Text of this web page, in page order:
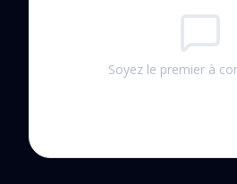
Soyez le premier à